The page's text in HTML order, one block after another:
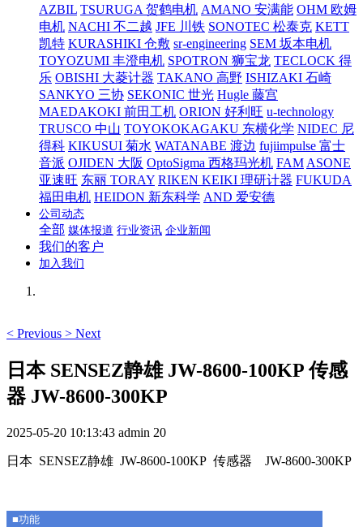
AZBIL TSURUGA 贺鹤电机 AMANO 安满能 OHM 欧姆
电机 NACHI 不二越 JFE 川铁 SONOTEC 松泰克 KETT
凯特 KURASHIKI 仓敷 sr-engineering SEM 坂本电机
TOYOZUMI 丰澄电机 SPOTRON 狮宝龙 TECLOCK 得
乐 OBISHI 大菱计器 TAKANO 高野 ISHIZAKI 石崎
SANKYO 三协 SEKONIC 世光 Hugle 藤宫
MAEDAKOKI 前田工机 ORION 好利旺 u-technology
TRUSCO 中山 TOYOKOKAGAKU 东横化学 NIDEC 尼
得科 KIKUSUI 菊水 WATANABE 渡边 fujiimpulse 富士
音派 OJIDEN 大阪 OptoSigma 西格玛光机 FAM ASONE
亚速旺 东丽 TORAY RIKEN KEIKI 理研计器 FUKUDA
福田电机 HEIDON 新东科学 AND 爱安德
公司动态
全部 媒体报道 行业资讯 企业新闻
我们的客户
加入我们
< Previous > Next
日本 SENSEZ静雄 JW-8600-100KP 传感
器 JW-8600-300KP
2025-05-20 10:13:43 admin 20
日本 SENSEZ静雄 JW-8600-100KP 传感器 JW-8600-300KP
■功能